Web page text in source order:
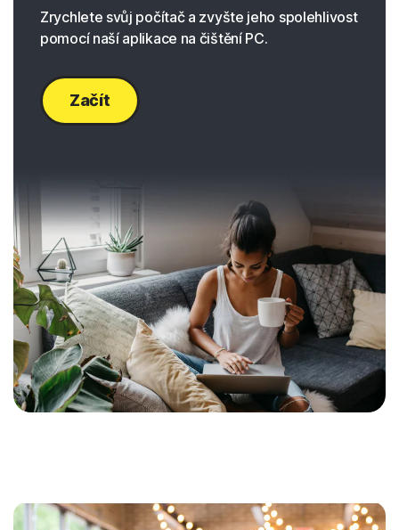
Zrychlete svůj počítač a zvyšte jeho spolehlivost
pomocí naší aplikace na čištění PC.
Začít